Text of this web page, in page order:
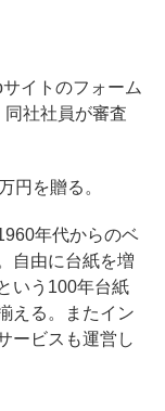
イトのフォーム
社社員が審査
円を贈る。
年代からのベ
自由に台紙を増
いう100年台紙
える。またイン
ービスも運営し